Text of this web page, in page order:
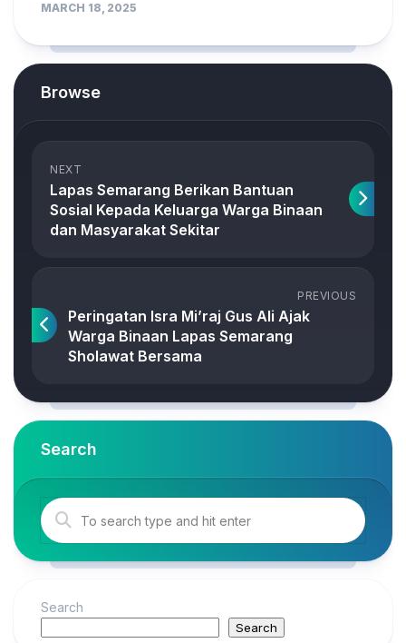
MARCH 18, 2025
Browse
NEXT
Lapas Semarang Berikan Bantuan
Sosial Kepada Keluarga Warga Binaan
dan Masyarakat Sekitar
PREVIOUS
Peringatan Isra Mi’raj Gus Ali Ajak
Warga Binaan Lapas Semarang
Sholawat Bersama
Search
Search
Search